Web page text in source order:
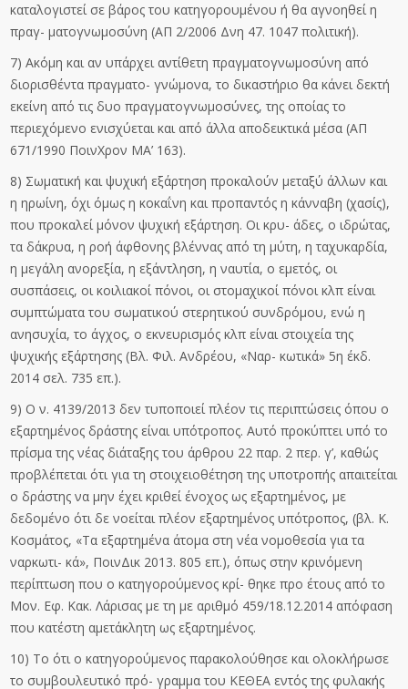
καταλογιστεί σε βάρος του κατηγορουμένου ή θα αγνοηθεί η
πραγ- ματογνωμοσύνη (ΑΠ 2/2006 Δνη 47. 1047 πολιτική).
7) Ακόμη και αν υπάρχει αντίθετη πραγματογνωμοσύνη από
διορισθέντα πραγματο- γνώμονα, το δικαστήριο θα κάνει δεκτή
εκείνη από τις δυο πραγματογνωμοσύνες, της οποίας το
περιεχόμενο ενισχύεται και από άλλα αποδεικτικά μέσα (ΑΠ
671/1990 ΠοινΧρον ΜΑ’ 163).
8) Σωματική και ψυχική εξάρτηση προκαλούν μεταξύ άλλων και
η ηρωίνη, όχι όμως η κοκαΐνη και προπαντός η κάνναβη (χασίς),
που προκαλεί μόνον ψυχική εξάρτηση. Οι κρυ- άδες, ο ιδρώτας,
τα δάκρυα, η ροή άφθονης βλέννας από τη μύτη, η ταχυκαρδία,
η μεγάλη ανορεξία, η εξάντληση, η ναυτία, ο εμετός, οι
συσπάσεις, οι κοιλιακοί πόνοι, οι στομαχικοί πόνοι κλπ είναι
συμπτώματα του σωματικού στερητικού συνδρόμου, ενώ η
ανησυχία, το άγχος, ο εκνευρισμός κλπ είναι στοιχεία της
ψυχικής εξάρτησης (Βλ. Φιλ. Ανδρέου, «Ναρ- κωτικά» 5η έκδ.
2014 σελ. 735 επ.).
9) Ο ν. 4139/2013 δεν τυποποιεί πλέον τις περιπτώσεις όπου ο
εξαρτημένος δράστης είναι υπότροπος. Αυτό προκύπτει υπό το
πρίσμα της νέας διάταξης του άρθρου 22 παρ. 2 περ. γ’, καθώς
προβλέπεται ότι για τη στοιχειοθέτηση της υποτροπής απαιτείται
ο δράστης να μην έχει κριθεί ένοχος ως εξαρτημένος, με
δεδομένο ότι δε νοείται πλέον εξαρτημένος υπότροπος, (βλ. Κ.
Κοσμάτος, «Τα εξαρτημένα άτομα στη νέα νομοθεσία για τα
ναρκωτι- κά», ΠοινΔικ 2013. 805 επ.), όπως στην κρινόμενη
περίπτωση που ο κατηγορούμενος κρί- θηκε προ έτους από το
Μον. Εφ. Κακ. Λάρισας με τη με αριθμό 459/18.12.2014 απόφαση
που κατέστη αμετάκλητη ως εξαρτημένος.
10) Το ότι ο κατηγορούμενος παρακολούθησε και ολοκλήρωσε
το συμβουλευτικό πρό- γραμμα του ΚΕΘΕΑ εντός της φυλακής